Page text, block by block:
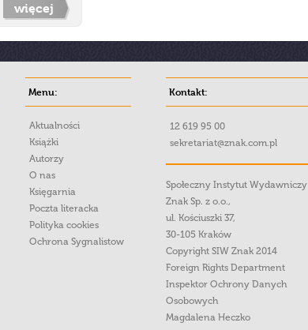
więcej
Menu:
Aktualności
Książki
Autorzy
O nas
Księgarnia
Poczta literacka
Polityka cookies
Ochrona Sygnalistow
Kontakt:
12 619 95 00
sekretariat@znak.com.pl
Społeczny Instytut Wydawniczy
Znak Sp. z o.o.,
ul. Kościuszki 37,
30-105 Kraków
Copyright SIW Znak 2014
Foreign Rights Department
Inspektor Ochrony Danych
Osobowych
Magdalena Heczko